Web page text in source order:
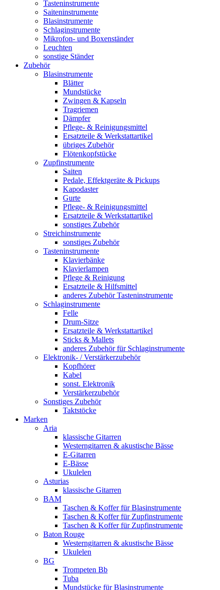
Tasteninstrumente
Saiteninstrumente
Blasinstrumente
Schlaginstrumente
Mikrofon- und Boxenständer
Leuchten
sonstige Ständer
Zubehör
Blasinstrumente
Blätter
Mundstücke
Zwingen & Kapseln
Tragriemen
Dämpfer
Pflege- & Reinigungsmittel
Ersatzteile & Werkstattartikel
übriges Zubehör
Flötenkopfstücke
Zupfinstrumente
Saiten
Pedale, Effektgeräte & Pickups
Kapodaster
Gurte
Pflege- & Reinigungsmittel
Ersatzteile & Werkstattartikel
sonstiges Zubehör
Streichinstrumente
sonstiges Zubehör
Tasteninstrumente
Klavierbänke
Klavierlampen
Pflege & Reinigung
Ersatzteile & Hilfsmittel
anderes Zubehör Tasteninstrumente
Schlaginstrumente
Felle
Drum-Sitze
Ersatzteile & Werkstattartikel
Sticks & Mallets
anderes Zubehör für Schlaginstrumente
Elektronik- / Verstärkerzubehör
Kopfhörer
Kabel
sonst. Elektronik
Verstärkerzubehör
Sonstiges Zubehör
Taktstöcke
Marken
Aria
klassische Gitarren
Westerngitarren & akustische Bässe
E-Gitarren
E-Bässe
Ukulelen
Asturias
klassische Gitarren
BAM
Taschen & Koffer für Blasinstrumente
Taschen & Koffer für Zupfinstrumente
Taschen & Koffer für Zupfinstrumente
Baton Rouge
Westerngitarren & akustische Bässe
Ukulelen
BG
Trompeten Bb
Tuba
Mundstücke für Blasinstrumente